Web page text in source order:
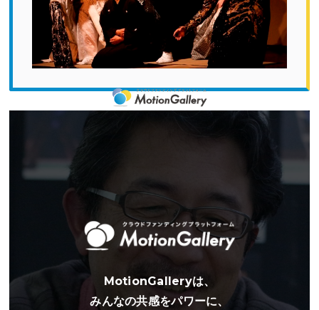
「日本にも演劇が必要であることを広く伝えたい！」山の手事情社が
日本にも演劇が必要であることを広く伝えたい！
劇団山の手事情社の海外公演映像化プロジェク
MotionGalleryは、
みんなの共感をパワーに、